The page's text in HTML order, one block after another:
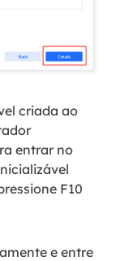
criada ao
entrar no
F10
e entre